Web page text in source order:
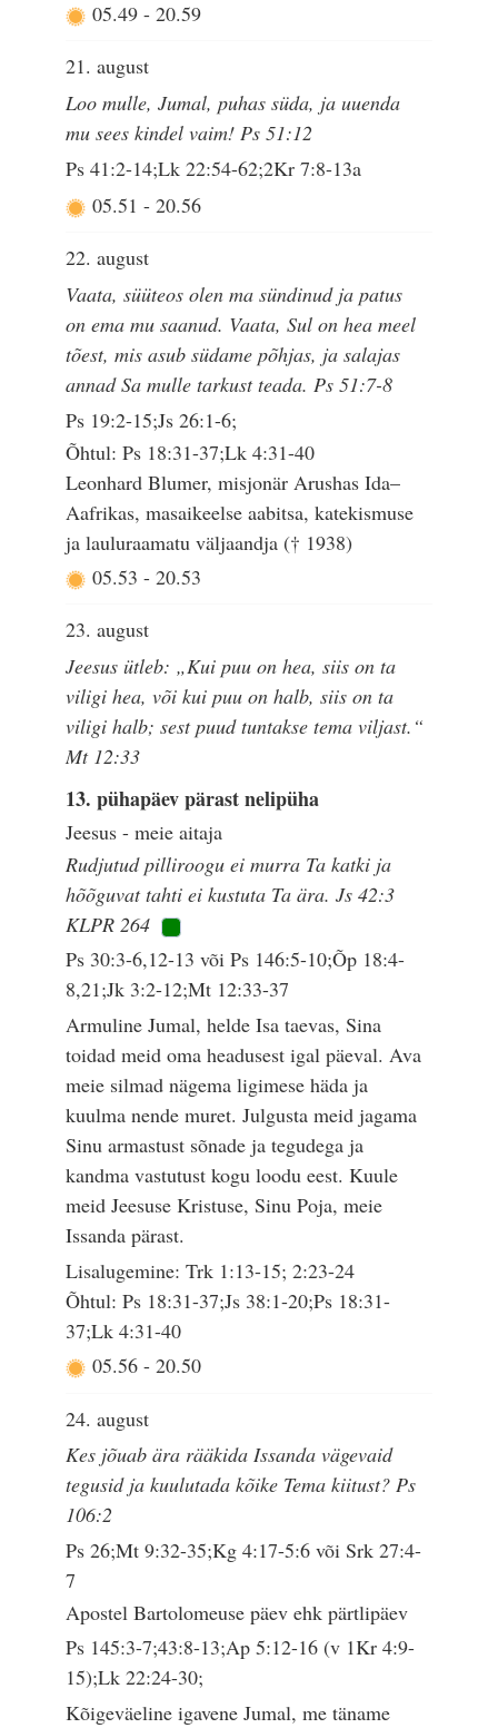
05.49 - 20.59
21. august
Loo mulle, Jumal, puhas süda, ja uuenda
mu sees kindel vaim! Ps 51:12
Ps 41:2-14;Lk 22:54-62;2Kr 7:8-13a
05.51 - 20.56
22. august
Vaata, süüteos olen ma sündinud ja patus
on ema mu saanud. Vaata, Sul on hea meel
tõest, mis asub südame põhjas, ja salajas
annad Sa mulle tarkust teada. Ps 51:7-8
Ps 19:2-15;Js 26:1-6;
Õhtul: Ps 18:31-37;Lk 4:31-40
Leonhard Blumer, misjonär Arushas Ida–
Aafrikas, masaikeelse aabitsa, katekismuse
ja lauluraamatu väljaandja († 1938)
05.53 - 20.53
23. august
Jeesus ütleb: „Kui puu on hea, siis on ta
viligi hea, või kui puu on halb, siis on ta
viligi halb; sest puud tuntakse tema viljast.“
Mt 12:33
13. pühapäev pärast nelipüha
Jeesus - meie aitaja
Rudjutud pilliroogu ei murra Ta katki ja
hõõguvat tahti ei kustuta Ta ära. Js 42:3
KLPR 264
Ps 30:3-6,12-13 või Ps 146:5-10;Õp 18:4-
8,21;Jk 3:2-12;Mt 12:33-37
Armuline Jumal, helde Isa taevas, Sina
toidad meid oma headusest igal päeval. Ava
meie silmad nägema ligimese häda ja
kuulma nende muret. Julgusta meid jagama
Sinu armastust sõnade ja tegudega ja
kandma vastutust kogu loodu eest. Kuule
meid Jeesuse Kristuse, Sinu Poja, meie
Issanda pärast.
Lisalugemine: Trk 1:13-15; 2:23-24
Õhtul: Ps 18:31-37;Js 38:1-20;Ps 18:31-
37;Lk 4:31-40
05.56 - 20.50
24. august
Kes jõuab ära rääkida Issanda vägevaid
tegusid ja kuulutada kõike Tema kiitust? Ps
106:2
Ps 26;Mt 9:32-35;Kg 4:17-5:6 või Srk 27:4-
7
Apostel Bartolomeuse päev ehk pärtlipäev
Ps 145:3-7;43:8-13;Ap 5:12-16 (v 1Kr 4:9-
15);Lk 22:24-30;
Kõigeväeline igavene Jumal, me täname